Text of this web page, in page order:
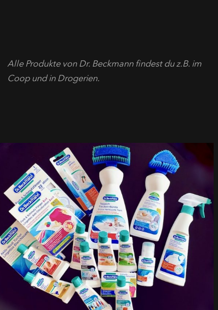
Alle Produkte von Dr. Beckmann findest du z.B. im
Coop und in Drogerien.